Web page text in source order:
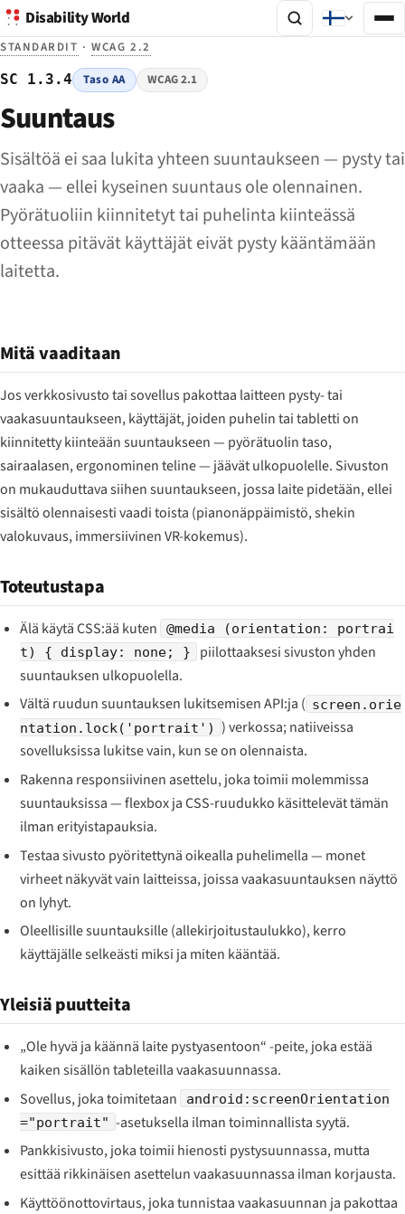
Disability World
STANDARDIT ·WCAG 2.2
SC 1.3.4 Taso AA WCAG 2.1
Suuntaus
Sisältöä ei saa lukita yhteen suuntaukseen — pysty tai
vaaka — ellei kyseinen suuntaus ole olennainen.
Pyörätuoliin kiinnitetyt tai puhelinta kiinteässä
otteessa pitävät käyttäjät eivät pysty kääntämään
laitetta.
Mitä vaaditaan
Jos verkkosivusto tai sovellus pakottaa laitteen pysty- tai
vaakasuuntaukseen, käyttäjät, joiden puhelin tai tabletti on
kiinnitetty kiinteään suuntaukseen — pyörätuolin taso,
sairaalasen, ergonominen teline — jäävät ulkopuolelle. Sivuston
on mukauduttava siihen suuntaukseen, jossa laite pidetään, ellei
sisältö olennaisesti vaadi toista (pianonäppäimistö, shekin
valokuvaus, immersiivinen VR-kokemus).
Toteutustapa
Älä käytä CSS:ää kuten
@media (orientation: portrai
t) { display: none; }
piilottaaksesi sivuston yhden
suuntauksen ulkopuolella.
Vältä ruudun suuntauksen lukitsemisen API:ja ( screen.orie
ntation.lock('portrait') ) verkossa; natiiveissa
sovelluksissa lukitse vain, kun se on olennaista.
Rakenna responsiivinen asettelu, joka toimii molemmissa
suuntauksissa — flexbox ja CSS-ruudukko käsittelevät tämän
ilman erityistapauksia.
Testaa sivusto pyöritettynä oikealla puhelimella — monet
virheet näkyvät vain laitteissa, joissa vaakasuuntauksen näyttö
on lyhyt.
Oleellisille suuntauksille (allekirjoitustaulukko), kerro
käyttäjälle selkeästi miksi ja miten kääntää.
Yleisiä puutteita
„Ole hyvä ja käännä laite pystyasentoon“ -peite, joka estää
kaiken sisällön tableteilla vaakasuunnassa.
Sovellus, joka toimitetaan
android:screenOrientation
="portrait" -asetuksella ilman toiminnallista syytä.
Pankkisivusto, joka toimii hienosti pystysuunnassa, mutta
esittää rikkinäisen asettelun vaakasuunnassa ilman korjausta.
Käyttöönottovirtaus, joka tunnistaa vaakasuunnan ja pakottaa